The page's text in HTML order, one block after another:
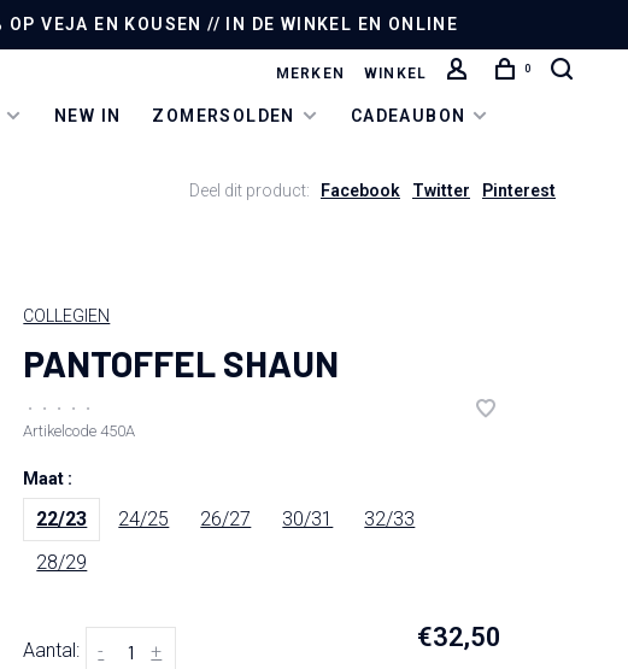
VEJA EN KOUSEN // IN DE WINKEL EN ONLINE
NEW IN ZOMERSOLDEN CADEAUBON
MERKEN WINKEL 0
Deel dit product: Facebook Twitter Pinterest
COLLEGIEN
PANTOFFEL SHAUN
• • • •
•
Artikelcode 450A
Maat :
22/23 24/25 26/27 30/31
32/33
28/29
Aantal: +
- €32,50